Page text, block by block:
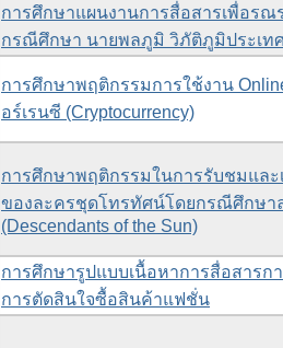
การศึกษาแผนงานการสื่อสารเพื่อร
กรณีศึกษา นายพลภูมิ วิภัติภูมิประเท
การศึกษาพฤติกรรมการใช้งาน
อร์เรนซี (Cryptocurrency)
การศึกษาพฤติกรรมในการรับชมแล
ของละครชุดโทรทัศน์โดยกรณีศึกษา
(Descendants of the Sun)
การศึกษารูปแบบเนื้อหาการสื่อสารก
การตัดสินใจซื้อสินค้าแฟชั่น